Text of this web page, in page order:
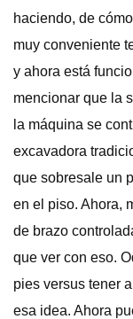
haciendo, de
muy conveniente
y ahora está
mencionar que la
la máquina se
excavadora
que sobresale un
en el piso. Ahora,
de brazo
que ver con eso.
pies versus tener
esa idea. Ahora